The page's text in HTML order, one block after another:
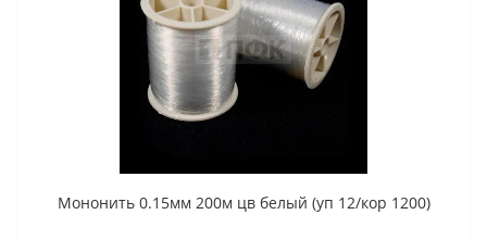
Мононить 0.15мм 200м цв белый (уп 12/кор 1200)